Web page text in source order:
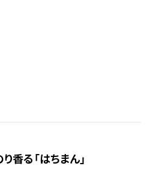
香る「はちまん」